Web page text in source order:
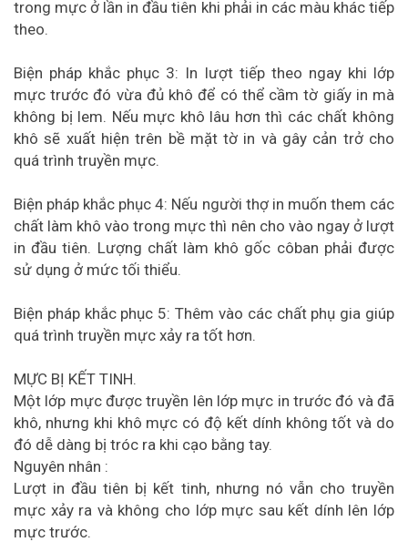
trong mực ở lần in đầu tiên khi phải in các màu khác tiếp
theo.
Biện pháp khắc phục 3: In lượt tiếp theo ngay khi lớp
mực trước đó vừa đủ khô để có thể cầm tờ giấy in mà
không bị lem. Nếu mực khô lâu hơn thì các chất không
khô sẽ xuất hiện trên bề mặt tờ in và gây cản trở cho
quá trình truyền mực.
Biện pháp khắc phục 4: Nếu người thợ in muốn them các
chất làm khô vào trong mực thì nên cho vào ngay ở lượt
in đầu tiên. Lượng chất làm khô gốc côban phải được
sử dụng ở mức tối thiểu.
Biện pháp khắc phục 5: Thêm vào các chất phụ gia giúp
quá trình truyền mực xảy ra tốt hơn.
MỰC BỊ KẾT TINH.
Một lớp mực được truyền lên lớp mực in trước đó và đã
khô, nhưng khi khô mực có độ kết dính không tốt và do
đó dễ dàng bị tróc ra khi cạo bằng tay.
Nguyên nhân :
Lượt in đầu tiên bị kết tinh, nhưng nó vẫn cho truyền
mực xảy ra và không cho lớp mực sau kết dính lên lớp
mực trước.